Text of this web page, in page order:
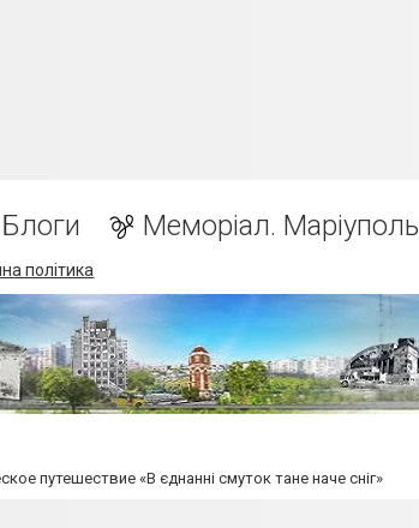
Блоги Меморіал. Маріуполь
політика
путешествие «В єднанні смуток тане наче сніг»